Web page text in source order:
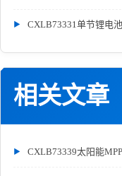
CXLB73331单节锂电
相关文章
CXLB73339太阳能